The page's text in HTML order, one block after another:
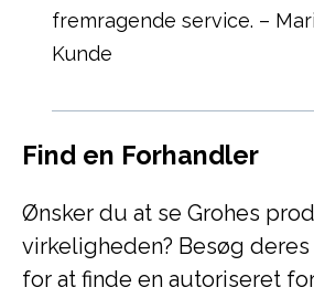
fremragende service. –
Kunde
Find en Forhandler
Ønsker du at se Grohes
virkeligheden? Besøg
for at finde en autoriseret